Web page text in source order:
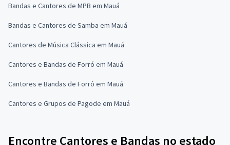
Bandas e Cantores de MPB em Mauá
Bandas e Cantores de Samba em Mauá
Cantores de Música Clássica em Mauá
Cantores e Bandas de Forró em Mauá
Cantores e Bandas de Forró em Mauá
Cantores e Grupos de Pagode em Mauá
Encontre Cantores e Bandas no estado